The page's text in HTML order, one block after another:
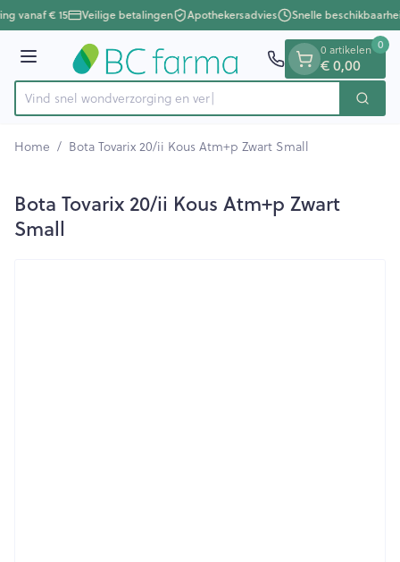
Ga naar de inhoud
1 van 1
vanaf € 15 Veilige betalingen Apothekersadvies Snelle
Menu
Product, merk, categorie...
Vind snel wondverzorging Zoek
0 artikelen
€ 0,00
0
Home / Bota Tovarix 20/ii Kous Atm+p Zwart Small
Bota Tovarix 20/ii Kous Atm+p Zwart
Small